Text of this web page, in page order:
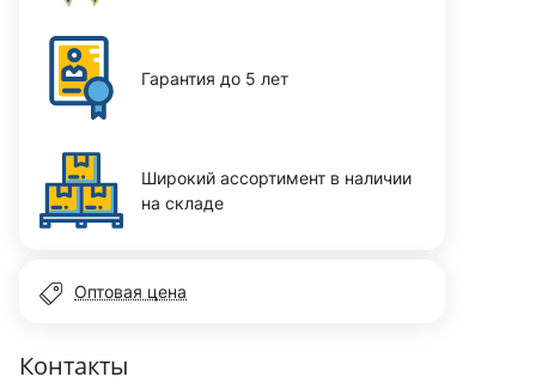
Гарантия до 5 лет
Широкий ассортимент в наличии
на складе
Оптовая цена
Контакты